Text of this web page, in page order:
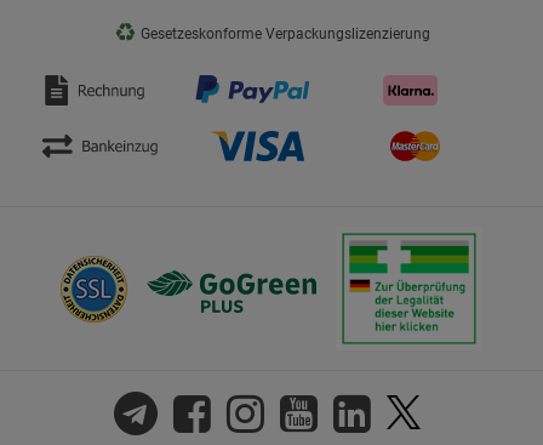
♻ Gesetzeskonforme Verpackungslizenzierung